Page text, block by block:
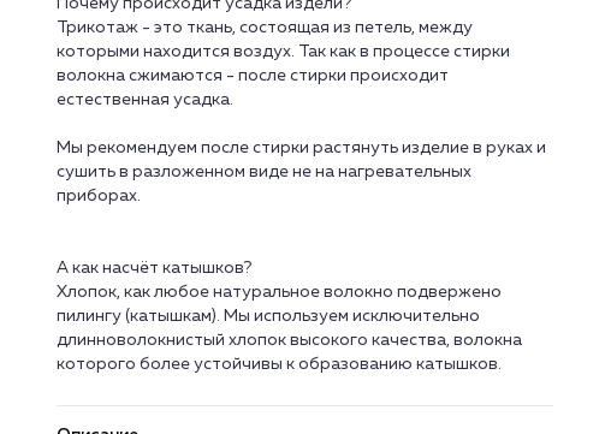
Почему происходит усадка изделй?
Трикотаж - это ткань, состоящая из петель, между
которыми находится воздух. Так как в процессе стирки
волокна сжимаются - после стирки происходит
естественная усадка.
Мы рекомендуем после стирки растянуть изделие в руках и
сушить в разложенном виде не на нагревательных
приборах.
А как насчёт катышков?
Хлопок, как любое натуральное волокно подвержено
пилингу (катышкам). Мы используем исключительно
длинноволокнистый хлопок высокого качества, волокна